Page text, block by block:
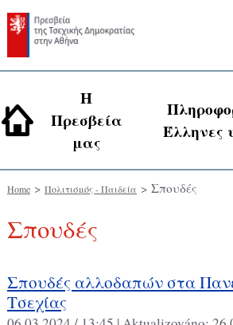
Η
Πρεσβεία
μας
Έλληνες
Home> Πολιτισμός - Παιδεία > Σπουδές
Σπουδές
Σπουδές αλλοδαπών στα
Τσεχίας